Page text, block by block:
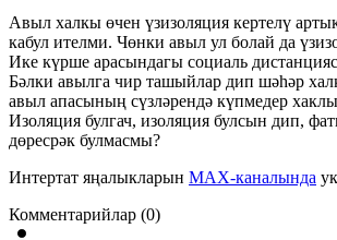
Авыл халкы өчен үзизоляция кертелү
кабул ителми. Чөнки авыл ул болай да
Ике күрше арасындагы социаль
Бәлки авылга чир ташыйлар дип шәһәр
авыл апасының сүзләрендә күпмедер
Изоляция булгач, изоляция булсын дип,
дөресрәк булмасмы?
Интертат яңалыкларын MAX-каналында
Комментарийлар (0)